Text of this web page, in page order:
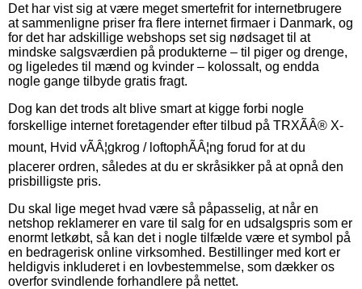
Det har vist sig at være meget smertefrit for internetbrugere
at sammenligne priser fra flere internet firmaer i Danmark, og
for det har adskillige webshops set sig nødsaget til at
mindske salgsværdien på produkterne – til piger og drenge,
og ligeledes til mænd og kvinder – kolossalt, og endda
nogle gange tilbyde gratis fragt.
Dog kan det trods alt blive smart at kigge forbi nogle
forskellige internet foretagender efter tilbud på TRXÃÂ® X-
mount, Hvid vÃÂ¦gkrog / loftophÃÂ¦ng forud for at du
placerer ordren, således at du er skråsikker på at opnå den
prisbilligste pris.
Du skal lige meget hvad være så påpasselig, at når en
netshop reklamerer en vare til salg for en udsalgspris som er
enormt letkøbt, så kan det i nogle tilfælde være et symbol på
en bedragerisk online virksomhed. Bestillinger med kort er
heldigvis inkluderet i en lovbestemmelse, som dækker os
overfor svindlende forhandlere på nettet.